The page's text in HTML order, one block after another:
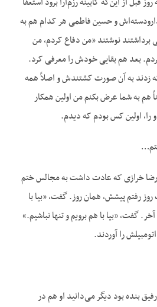
و حسین فاطمی هر کدام هم به
برداشتند نوشتند «من دفاع کردم، من
بعد هم بقایی خودش را معرفی کرد.
زدند به آن صورت کشتندش و اصلاً همه
هم به شما عرض بکنم من اولین همکار
را، اولین کس بودم که دیدم.
خرازی که عادت داشت به مجالس ختم
رفتم پیشش، همان روز. گفت، «بیا با
گفت، «بیا با هم برویم و تنها نباشیم.»
را آوردند.
بنده بود دیگر می‌دانید او هم در